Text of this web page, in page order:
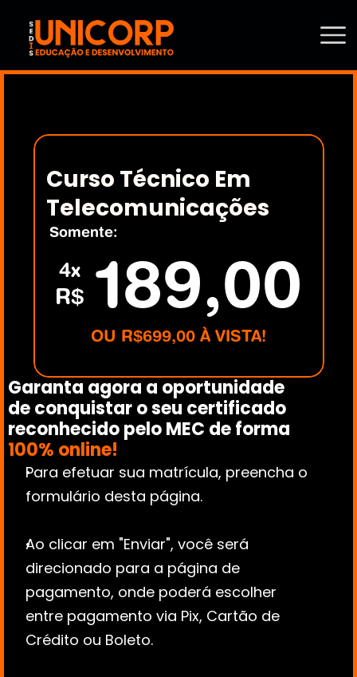
Curso Técnico Em
Telecomunicações
Somente:
4x
R$ 189,00
OU R$699,00 À VISTA!
Garanta agora a oportunidade
de conquistar o seu certificado
100% online!
Para efetuar sua matrícula, preencha o
formulário desta página.
Ao clicar em "Enviar", você será
direcionado para a página de
pagamento, onde poderá escolher
entre pagamento via Pix, Cartão de
Crédito ou Boleto.